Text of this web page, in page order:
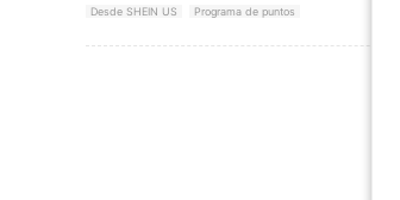
Desde SHEIN US Programa de puntos